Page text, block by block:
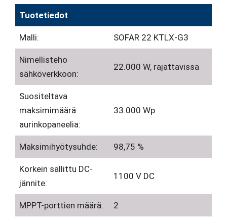
Tuotetiedot
Malli: SOFAR 22 KTLX-G3
Nimellisteho
sähköverkkoon:
22.000 W, rajattavissa
Suositeltava
maksimimäärä
aurinkopaneelia:
33.000 Wp
Maksimihyötysuhde: 98,75 %
Korkein sallittu DC-
jännite:
1100 V DC
MPPT-porttien määrä: 2